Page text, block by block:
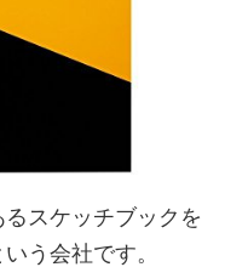
スケッチブックを
う会社です。